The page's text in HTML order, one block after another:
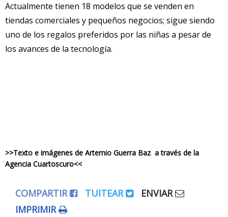
Actualmente tienen 18 modelos que se venden en
tiendas comerciales y pequeños negocios; sigue siendo
uno de los regalos preferidos por las niñas a pesar de
los avances de la tecnología.
>>Texto e imágenes de Artemio Guerra Baz a través de la
Agencia Cuartoscuro<<
COMPARTIR TUITEAR
ENVIAR
IMPRIMIR